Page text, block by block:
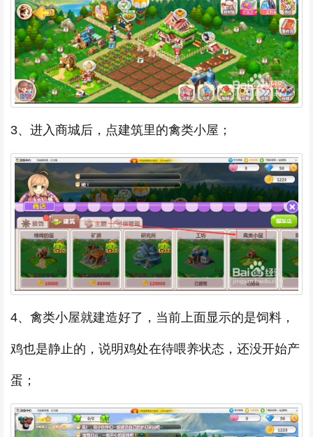
3、进入商城后，点建筑里的禽类小屋；
4、禽类小屋就建造好了，当前上面显示的是饲料，
鸡也是静止的，说明鸡处在待喂养状态，还没开始产
蛋；